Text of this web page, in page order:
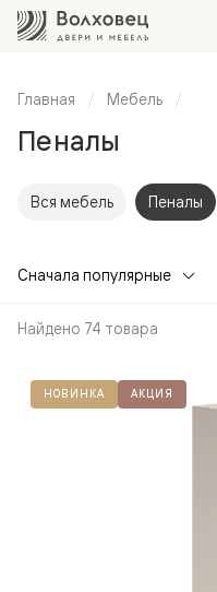
Главная Мебель
Пеналы
Вся мебель Пеналы
Сначала популярные
Найдено 74 товара
НОВИНКА АКЦИЯ